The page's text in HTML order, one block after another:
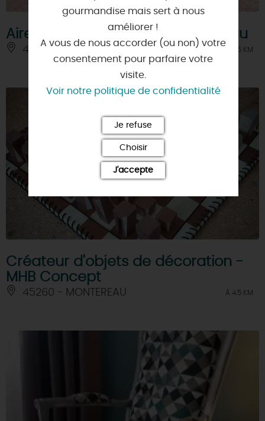
Aire de pique-nique de Montereau
45260 - MONTEREAU À 4.5 KM
Créateur d'objets de décoration -
MHB Concept
45260 - MONTEREAU À 4.5 KM
gourmandise mais sert à nous
améliorer !
A vous de nous accorder (ou non) votre
consentement pour parfaire votre
visite.
Voir notre politique de confidentialité
Je refuse
Choisir
J'accepte